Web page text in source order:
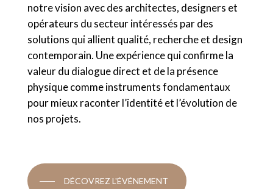
notre vision avec des architectes, designers et
opérateurs du secteur intéressés par des
solutions qui allient qualité, recherche et design
contemporain. Une expérience qui confirme la
valeur du dialogue direct et de la présence
physique comme instruments fondamentaux
pour mieux raconter l’identité et l’évolution de
nos projets.
DÉCOVREZ L'ÉVÉNEMENT